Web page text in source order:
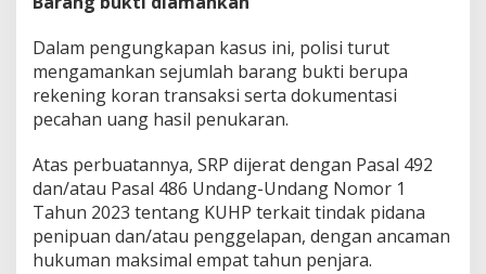
Dalam pengungkapan kasus ini, polisi turut
mengamankan sejumlah barang bukti berupa
rekening koran transaksi serta dokumentasi
pecahan uang hasil penukaran.
Atas perbuatannya, SRP dijerat dengan Pasal 492
dan/atau Pasal 486 Undang-Undang Nomor 1
Tahun 2023 tentang KUHP terkait tindak pidana
penipuan dan/atau penggelapan, dengan ancaman
hukuman maksimal empat tahun penjara.